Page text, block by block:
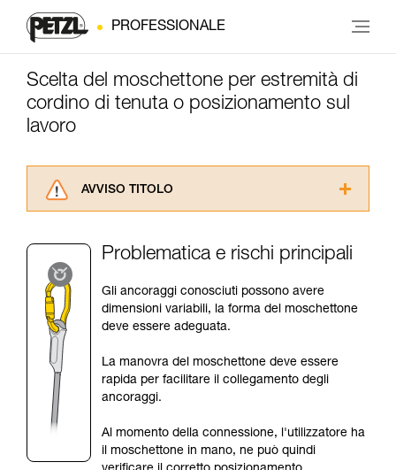
PROFESSIONALE
Scelta del moschettone per estremità di
cordino di tenuta o posizionamento sul
lavoro
AVVISO TITOLO
consultarlo. Dovete aver compreso le
capire queste ulteriori informazioni.
La padronanza di queste tecniche richiede una
formazione ed un addestramento specifico.
capacità di rifare la manovra, da soli, in piena
sicurezza, prima di riprodurla autonomamente.
Forniamo esempi di tecniche relative alla vostra
vengono qui descritte.
Problematica e rischi principali
Gli ancoraggi conosciuti possono avere
dimensioni variabili, la forma del moschettone
deve essere adeguata.
La manovra del moschettone deve essere
rapida per facilitare il collegamento degli
ancoraggi.
Al momento della connessione, l'utilizzatore ha
il moschettone in mano, ne può quindi